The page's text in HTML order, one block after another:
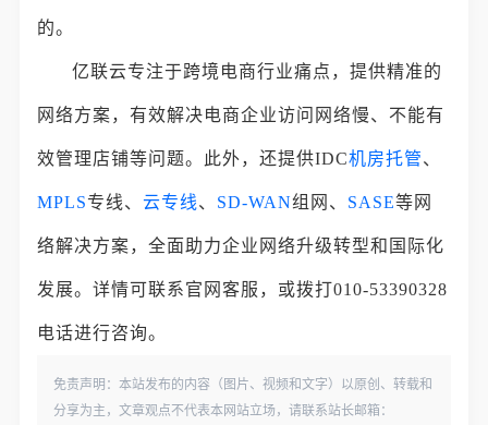
的。
亿联云专注于跨境电商行业痛点，提供精准的
网络方案，有效解决电商企业访问网络慢、不能有
效管理店铺等问题。此外，还提供IDC机房托管、
MPLS专线、云专线、 SD-WAN组网、 SASE等网
络解决方案，全面助力企业网络升级转型和国际化
发展。详情可联系官网客服，或拨打010-53390328
电话进行咨询。
免责声明：本站发布的内容（图片、视频和文字）以原创、转载和
分享为主，文章观点不代表本网站立场，请联系站长邮箱：